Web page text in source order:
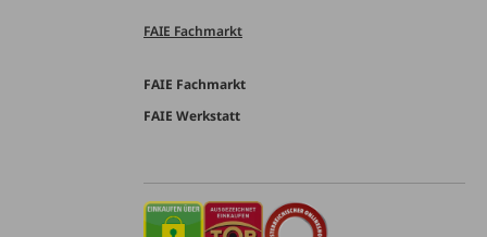
FAIE Fachmarkt
FAIE Fachmarkt
FAIE Werkstatt